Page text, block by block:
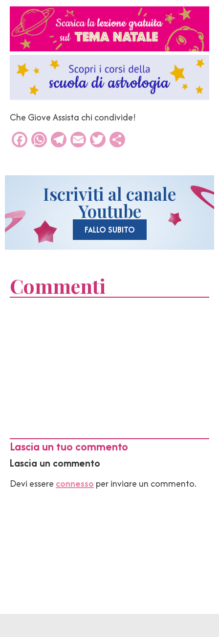
Che Giove Assista chi condivide!
Facebook
WhatsApp
Telegram
EmailTwitter
Iscriviti al canale
Youtube
FALLO SUBITO
Commenti
Lascia un tuo commento
Lascia un commento
Devi essere connesso per inviare un commento.